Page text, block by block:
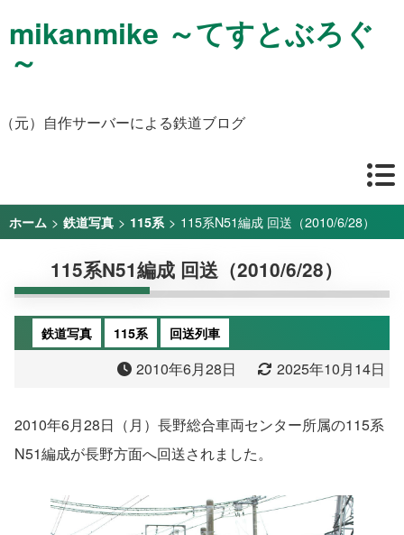
mikanmike ～てすとぶろぐ
～
（元）自作サーバーによる鉄道ブログ
ホーム > 鉄道写真 > 115系 > 115系N51編成 回送（2010/6/28）
115系N51編成 回送（2010/6/28）
鉄道写真 115系 回送列車
2010年6月28日 2025年10月14日
2010年6月28日（月）長野総合車両センター所属の115系
N51編成が長野方面へ回送されました。